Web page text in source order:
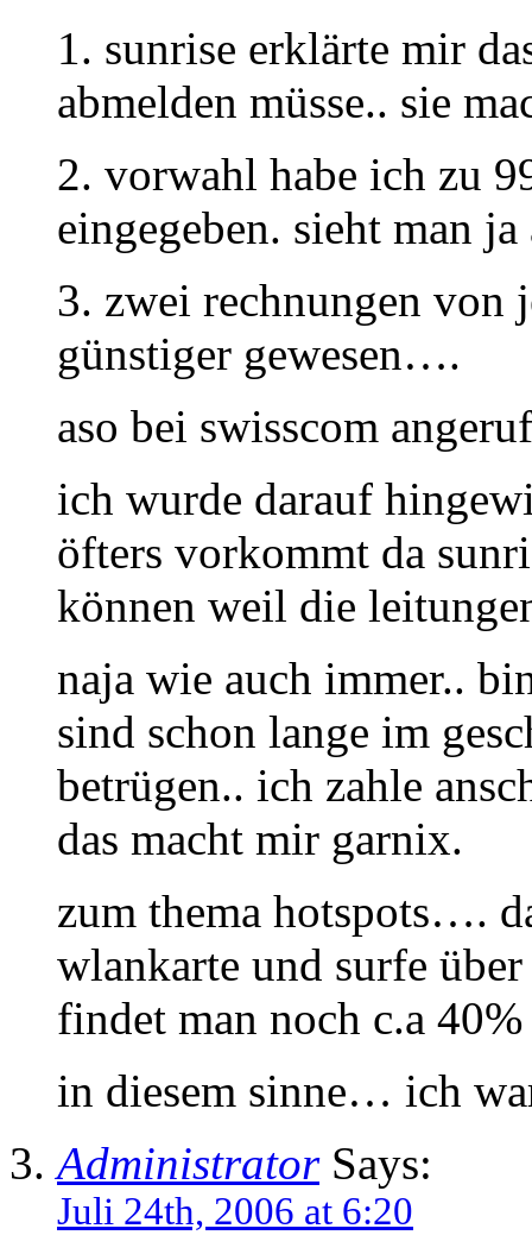
1. sunrise erklärte mir
abmelden müsse.. sie
2. vorwahl habe ich zu
eingegeben. sieht man
3. zwei rechnungen von
günstiger gewesen….
aso bei swisscom
ich wurde darauf
öfters vorkommt da
können weil die
naja wie auch immer..
sind schon lange im
betrügen.. ich zahle
das macht mir garnix.
zum thema hotspots….
wlankarte und surfe
findet man noch c.a
in diesem sinne… ich
AdministratorSays:
Juli 24th, 2006 at 6:20